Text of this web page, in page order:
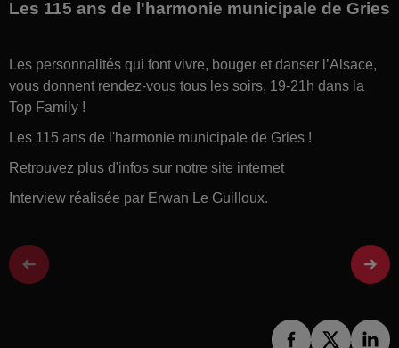
Les 115 ans de l'harmonie municipale de Gries
Les personnalités qui font vivre, bouger et danser l’Alsace,
vous donnent rendez-vous tous les soirs, 19-21h dans la
Top Family !
Les 115 ans de l'harmonie municipale de Gries !
Retrouvez plus d'infos sur notre site internet
Interview réalisée par Erwan Le Guilloux.